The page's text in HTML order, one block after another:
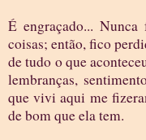
É engraçado...
coisas; então, fico
de tudo o que
lembranças,
que vivi aqui me
de bom que ela tem.